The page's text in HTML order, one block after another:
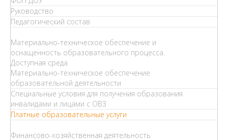
Руководство
Педагогический состав
Материально-техническое обеспечение и
оснащенность образовательного процесса.
Доступная среда
Материально-техническое обеспечение
образовательной деятельности
Специальные условия для получения образования
инвалидами и лицами с ОВЗ
Платные образовательные услуги
Финансово-хозяйственная деятельность